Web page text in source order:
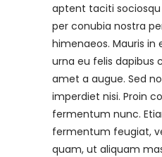
aptent taciti
per conubia nostra
himenaeos. Mauris in
urna eu felis dapibus
amet a augue. Sed
imperdiet nisi. Proin
fermentum nunc.
fermentum feugiat,
quam, ut aliquam